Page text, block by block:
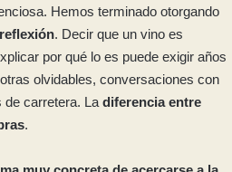
Hemos terminado otorgando
. Decir que un vino es
por qué lo es puede exigir años
olvidables, conversaciones con
carretera. La diferencia entre
.